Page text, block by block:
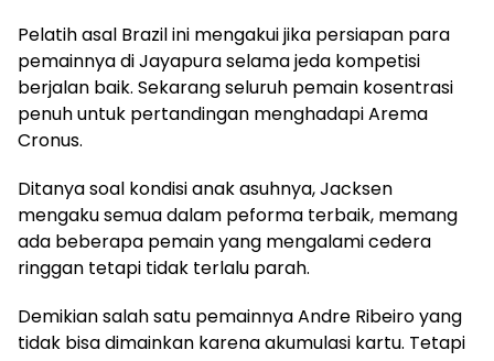
Pelatih asal Brazil ini mengakui jika persiapan para
pemainnya di Jayapura selama jeda kompetisi
berjalan baik. Sekarang seluruh pemain kosentrasi
penuh untuk pertandingan menghadapi Arema
Cronus.
Ditanya soal kondisi anak asuhnya, Jacksen
mengaku semua dalam peforma terbaik, memang
ada beberapa pemain yang mengalami cedera
ringgan tetapi tidak terlalu parah.
Demikian salah satu pemainnya Andre Ribeiro yang
tidak bisa dimainkan karena akumulasi kartu. Tetapi